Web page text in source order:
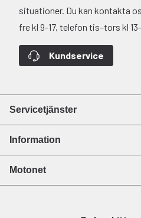
situationer. Du kan kontakta
fre kl 9-17, telefon tis–tors kl
Kundservice
Servicetjänster
Information
Motonet